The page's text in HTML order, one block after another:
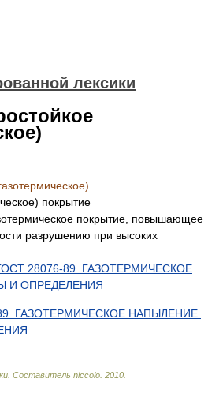
лексики
покрытие
покрытие, повышающее
разрушению при высоких
28076-89. ГАЗОТЕРМИЧЕСКОЕ
И ОПРЕДЕЛЕНИЯ
ГАЗОТЕРМИЧЕСКОЕ НАПЫЛЕНИЕ.
Составитель niccolo 2010